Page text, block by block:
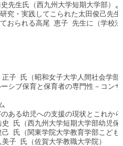
先生氏（西九州大学短期大学部）
究・実践してこられた太田俊己先
おられる高尾 恵子 先生に（学校
氏（昭和女子大学人間社会学部
育者の専門性－コンサルテ
支援の現状とこれから－大学
学短期大学部幼児保育
大学教育学部こども発
大学教職大学院）